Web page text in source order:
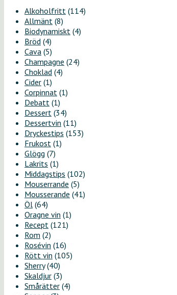
Alkoholfritt (114)
Allmänt (8)
Biodynamiskt (4)
Bröd (4)
Cava (5)
Champagne (24)
Choklad (4)
Cider (1)
Corpinnat (1)
Debatt (1)
Dessert (34)
Dessertvin (11)
Dryckestips (153)
Frukost (1)
Glögg (7)
Lakrits (1)
Middagstips (102)
Mouserrande (5)
Mousserande (41)
Öl (64)
Oragne vin (1)
Recept (121)
Rom (2)
Rosévin (16)
Rött vin (105)
Sherry(40)
Skaldjur (3)
Smårätter (4)